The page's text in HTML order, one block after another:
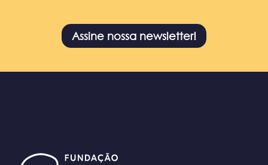
Assine nossa newsletter!